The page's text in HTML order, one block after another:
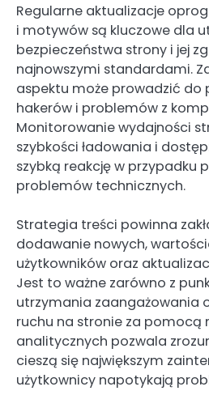
Regularne aktualizacje
i motywów są kluczowe dla
bezpieczeństwa strony i jej
najnowszymi standardami.
aspektu może prowadzić
hakerów i problemów z
Monitorowanie wydajności
szybkości ładowania i
szybką reakcję w przypadku
problemów technicznych.
Strategia treści powinna
dodawanie nowych,
użytkowników oraz
Jest to ważne zarówno z
utrzymania zaangażowania
ruchu na stronie za pomocą
analitycznych pozwala
cieszą się największym
użytkownicy napotykają